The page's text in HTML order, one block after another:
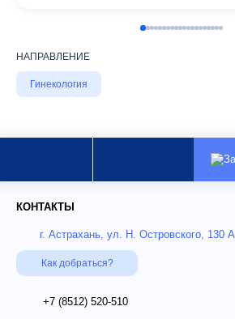
НАПРАВЛЕНИЕ
Гинекология
КОНТАКТЫ
г. Астрахань, ул. Н. Островского, 130 А
Как добраться?
+7 (8512) 520-510